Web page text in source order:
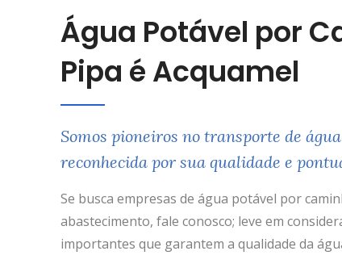
Água Potável por
Pipa é Acquamel
Somos pioneiros no transporte de
reconhecida por sua qualidade e
Se busca empresas de água potável por
abastecimento, fale conosco; leve em
importantes que garantem a qualidade da